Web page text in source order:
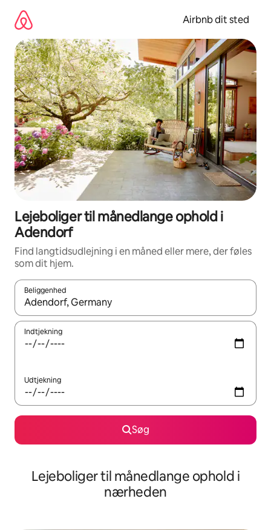
videre
indhold
Airbnb dit sted
Lejeboliger til månedlange ophold i
Adendorf
Find langtidsudlejning i en måned eller mere, der føles
som dit hjem.
Beliggenhed
Når resultaterne er tilgængelige, skal du navigere med
Indtjekning
Udtjekning
Søg
Lejeboliger til månedlange ophold i
nærheden